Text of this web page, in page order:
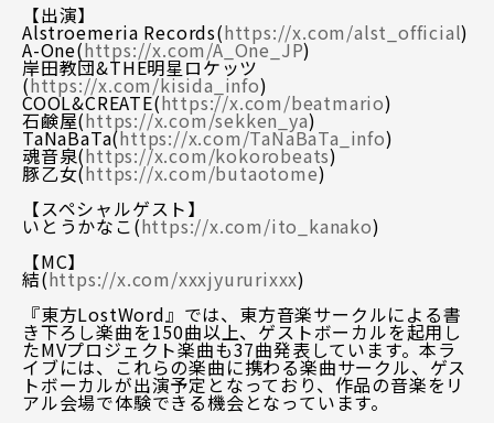
【出演】
Alstroemeria Records(https://x.com/alst_official)
A-One(https://x.com/A_One_JP)
岸田教団&THE明星ロケッツ
(https://x.com/kisida_info)
COOL&CREATE(https://x.com/beatmario)
石鹸屋(https://x.com/sekken_ya)
TaNaBaTa(https://x.com/TaNaBaTa_info)
魂音泉(https://x.com/kokorobeats)
豚乙女(https://x.com/butaotome)
【スペシャルゲスト】
いとうかなこ(https://x.com/ito_kanako)
【MC】
結(https://x.com/xxxjyururixxx)
『東方LostWord』では、東方音楽サークルによる書
き下ろし楽曲を150曲以上、ゲストボーカルを起用し
たMVプロジェクト楽曲も37曲発表しています。本ラ
イブには、これらの楽曲に携わる楽曲サークル、ゲス
トボーカルが出演予定となっており、作品の音楽をリ
アル会場で体験できる機会となっています。